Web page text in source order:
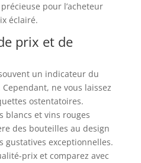
pour l’acheteur
éclairé.
prix et de
un indicateur du
ne vous laissez
ostentatoires.
blancs et vins rouges
des bouteilles au design
gustatives exceptionnelles.
prix et comparez avec